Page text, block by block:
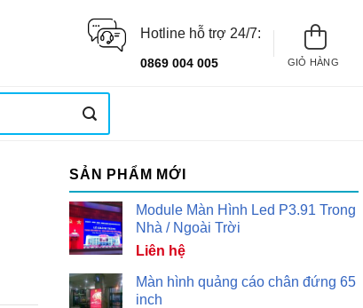
Hotline hỗ trợ 24/7:
0869 004 005 GIỎ HÀNG
SẢN PHẨM MỚI
Module Màn Hình Led P3.91 Trong
Nhà / Ngoài Trời
Liên hệ
Màn hình quảng cáo chân đứng 65
inch